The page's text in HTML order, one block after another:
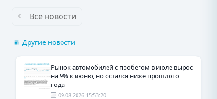
Все новости
Другие новости
Рынок автомобилей с пробегом в июле вырос
на 9% к июню, но остался ниже прошлого
года
09.08.2026 15:53:20